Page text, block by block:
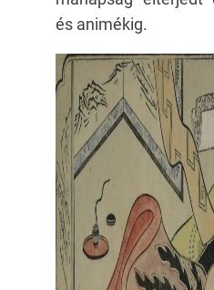
és animékig.